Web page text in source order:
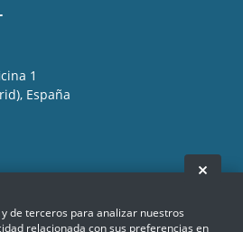
1
España
de terceros para analizar nuestros
relacionada con sus preferencias en